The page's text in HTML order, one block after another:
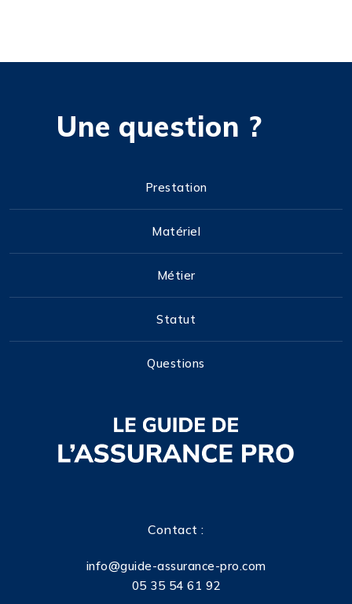
Une question ?
Prestation
Matériel
Métier
Statut
Questions
Contact :
info@guide-assurance-pro.com
05 35 54 61 92